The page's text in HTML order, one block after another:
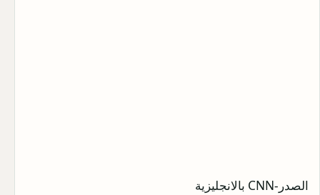
الصدر-CNN بالانجليزية